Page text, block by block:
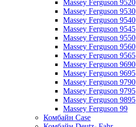
Massey Ferguson 9520
Massey Ferguson 9530
Massey Ferguson 9540
Massey Ferguson 9545
Massey Ferguson 9550
Massey Ferguson 9560
Massey Ferguson 9565
Massey Ferguson 9690
Massey Ferguson 9695
Massey Ferguson 9790
Massey Ferguson 9795
Massey Ferguson 9895
Massey Ferguson 99
Комбайн Case